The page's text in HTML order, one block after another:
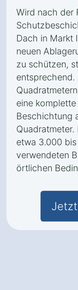
Wird nach der
Dach in Markt
neuen
zu schützen,
entsprechend.
eine
Beschichtung
etwa 3.000
verwendeten
örtlichen